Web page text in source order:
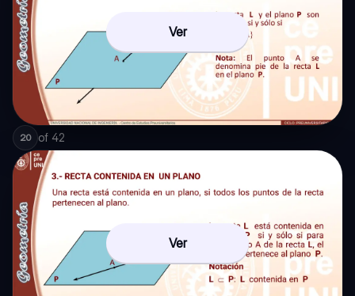
Ver
20 of 42
Ver